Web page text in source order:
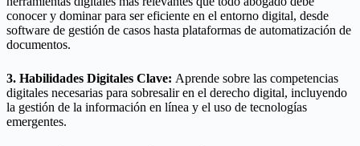
conocer y dominar para ser eficiente en el entorno digital, desde
software de gestión de casos hasta plataformas de automatización de
documentos.
3. Habilidades Digitales Clave: Aprende sobre las competencias
digitales necesarias para sobresalir en el derecho digital, incluyendo
la gestión de la información en línea y el uso de tecnologías
emergentes.